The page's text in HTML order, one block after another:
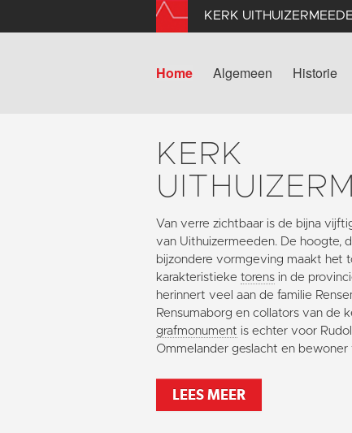
KERK
Home Algemeen Historie
KERK
Van verre zichtbaar is de bijna
van Uithuizermeeden. De hoogte,
bijzondere vormgeving maakt het
karakteristieke torens in de
herinnert veel aan de familie
Rensumaborg en collators van de
grafmonument is echter voor
Ommelander geslacht en
LEES MEER